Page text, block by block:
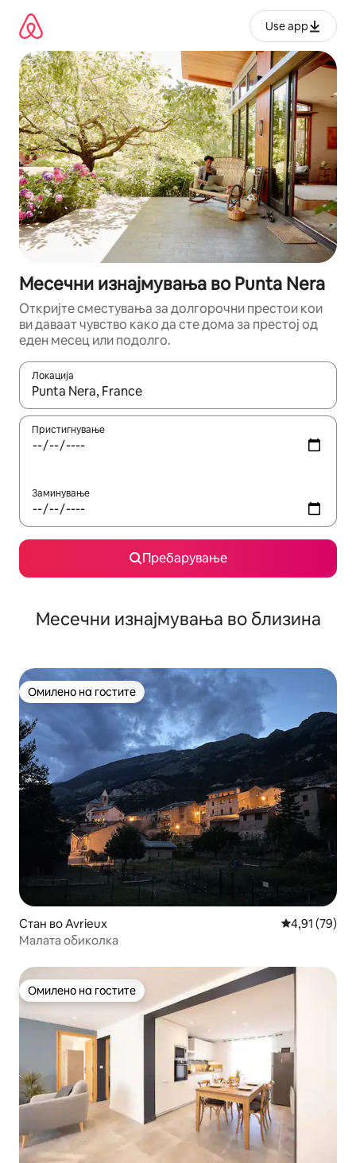
содржина
Use app
Месечни изнајмувања во Punta Nera
Откријте сместувања за долгорочни престои кои
ви даваат чувство како да сте дома за престој од
еден месец или подолго.
Локација
Кога резултатите се достапни, движете се со копчињата
Пристигнување
Заминување
Пребарување
Месечни изнајмувања во близина
Омилено на гостите
Омилено на гостите
Стан во Avrieux Просечна
4,91 (79)
Малата обиколка
Омилено на гостите
Омилено на гостите